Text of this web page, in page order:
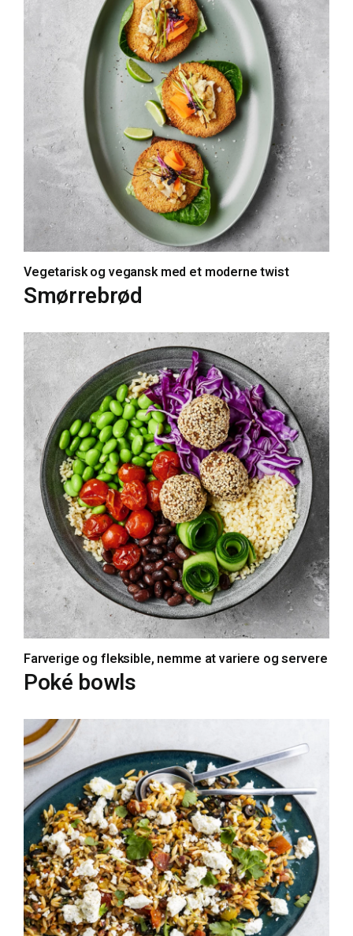
Vegetarisk og vegansk med et moderne twist
Smørrebrød
Farverige og fleksible, nemme at variere og servere
Poké bowls